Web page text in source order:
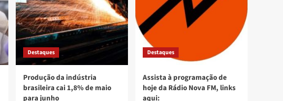
Destaques
Produção da indústria
brasileira cai 1,8% de maio
para junho
Destaques
Assista à programação de
hoje da Rádio Nova FM, links
aqui: